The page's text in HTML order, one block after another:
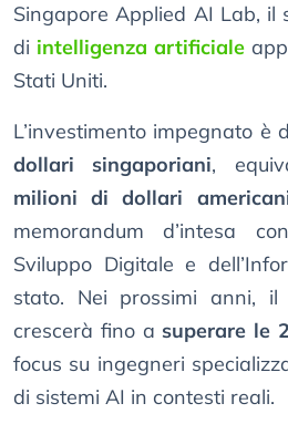
Singapore Applied AI Lab, il
di intelligenza artificiale
Stati Uniti.
L’investimento impegnato è
dollari singaporiani,
milioni di dollari
memorandum d’intesa
Sviluppo Digitale e
stato. Nei prossimi anni, il
crescerà fino a superare le
focus su ingegneri
di sistemi AI in contesti reali.